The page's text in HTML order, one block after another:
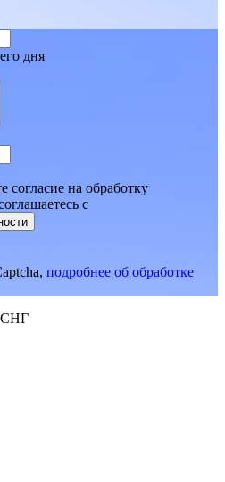
дня
согласие на обработку
c
подробнее об обработке
СНГ